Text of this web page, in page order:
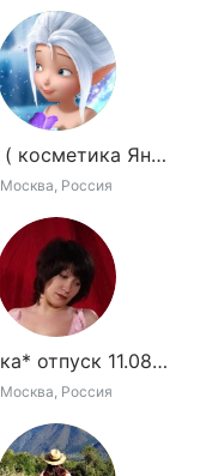
Алиса ( косметика Янс*ен, дет одеж. Моне)
Москва, Россия
*Иринка* отпуск 11.08-22.08
Москва, Россия